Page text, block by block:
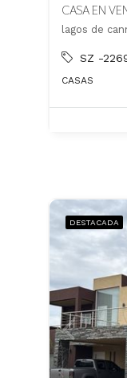
CASA EN
lagos de
SZ -
CASAS
DESTACADA